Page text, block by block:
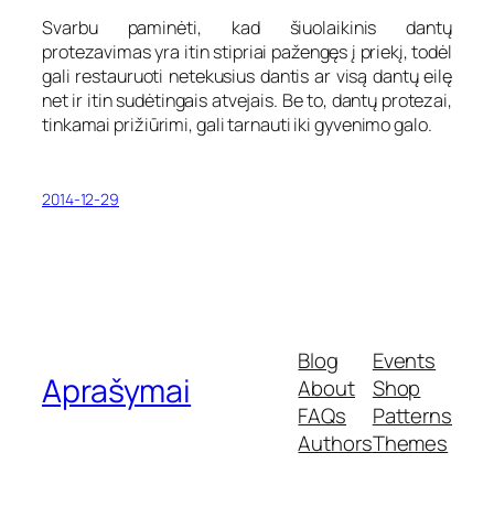
Svarbu paminėti, kad šiuolaikinis dantų
protezavimas yra itin stipriai pažengęs į priekį, todėl
gali restauruoti netekusius dantis ar visą dantų eilę
net ir itin sudėtingais atvejais. Be to, dantų protezai,
tinkamai prižiūrimi, gali tarnauti iki gyvenimo galo.
2014-12-29
Aprašymai
Blog
About
FAQs
Authors
Events
Shop
Patterns
Themes